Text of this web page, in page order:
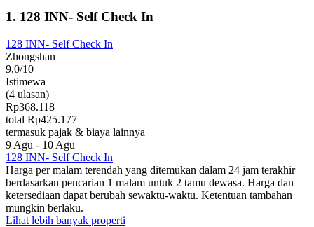
1. 128 INN- Self Check In
128 INN- Self Check In
Zhongshan
9,0/10
Istimewa
(4 ulasan)
Rp368.118
total Rp425.177
termasuk pajak & biaya lainnya
9 Agu - 10 Agu
128 INN- Self Check In
Harga per malam terendah yang ditemukan dalam 24 jam terakhir
berdasarkan pencarian 1 malam untuk 2 tamu dewasa. Harga dan
ketersediaan dapat berubah sewaktu-waktu. Ketentuan tambahan
mungkin berlaku.
Lihat lebih banyak properti